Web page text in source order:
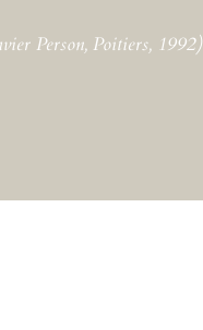
Person, Poitiers, 1992)